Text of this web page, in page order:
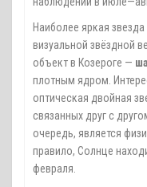
Наиболее яркая
визуальной звёздной
объект в Козероге —
плотным ядром.
оптическая двойная
связанных друг с
очередь, является
правило, Солнце
февраля.